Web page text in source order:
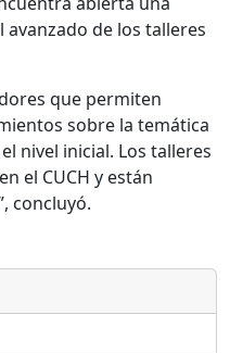
de los talleres
que permiten
sobre la temática
nivel inicial. Los talleres
el CUCH y están
concluyó.